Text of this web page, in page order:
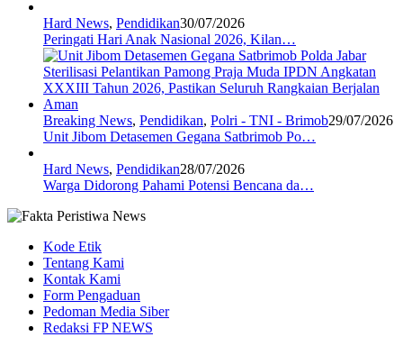
Hard News, Pendidikan30/07/2026
Peringati Hari Anak Nasional 2026, Kilan…
Breaking News, Pendidikan, Polri - TNI - Brimob29/07/2026
Unit Jibom Detasemen Gegana Satbrimob Po…
Hard News, Pendidikan28/07/2026
Warga Didorong Pahami Potensi Bencana da…
Kode Etik
Tentang Kami
Kontak Kami
Form Pengaduan
Pedoman Media Siber
Redaksi FP NEWS